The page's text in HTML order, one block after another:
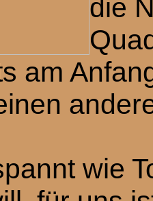
die
am
wie